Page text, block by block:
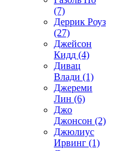
(7)
Деррик Роуз
(27)
Джейсон
Кидд (4)
Дивац
Влади (1)
Джереми
Лин (6)
Джо
Джонсон (2)
Джюлиус
Ирвинг (1)